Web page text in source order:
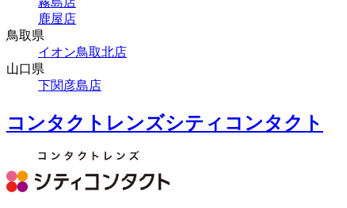
鹿屋店
鳥取県
イオン鳥取北店
山口県
下関彦島店
コンタクトレンズシティコンタクト